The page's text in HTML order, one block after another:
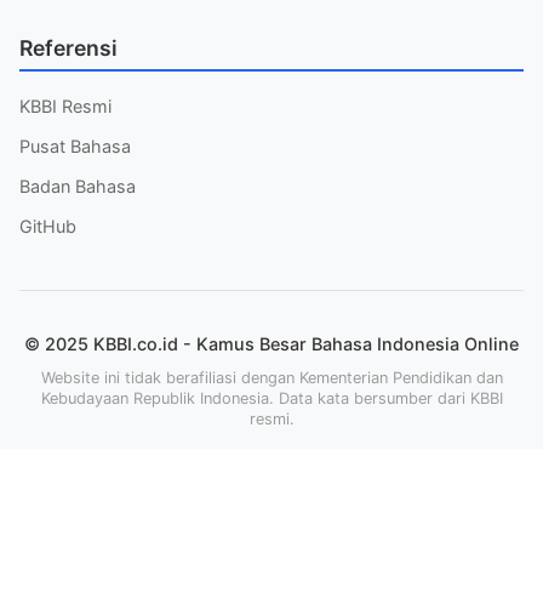
Referensi
KBBI Resmi
Pusat Bahasa
Badan Bahasa
GitHub
© 2025 KBBI.co.id - Kamus Besar Bahasa Indonesia Online
Website ini tidak berafiliasi dengan Kementerian Pendidikan dan
Kebudayaan Republik Indonesia. Data kata bersumber dari KBBI
resmi.